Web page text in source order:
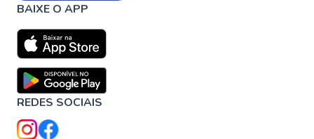
BAIXE O APP
REDES SOCIAIS